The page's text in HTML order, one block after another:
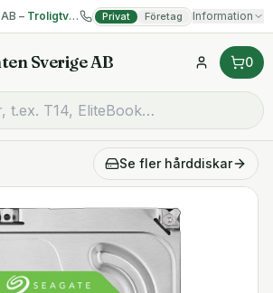
– Troligtvis billigast på begagnad IT! Privat Företag Information
Sverige AB 0
Se fler hårddiskar